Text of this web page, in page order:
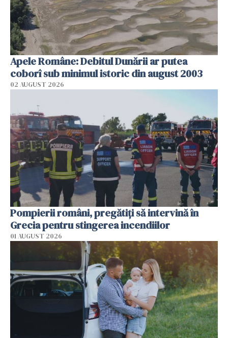
Apele Române: Debitul Dunării ar putea
coborî sub minimul istoric din august 2003
02 AUGUST 2026
Pompierii români, pregătiţi să intervină în
Grecia pentru stingerea incendiilor
01 AUGUST 2026